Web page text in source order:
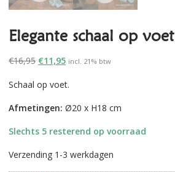
Elegante schaal op voet
€16,95 Oorspronkelijke
was:
€11,95Huidige
is:
incl. 21% btw
Schaal op voet.
Afmetingen: Ø20 x H18 cm
Slechts 5 resterend op voorraad
Verzending 1-3 werkdagen